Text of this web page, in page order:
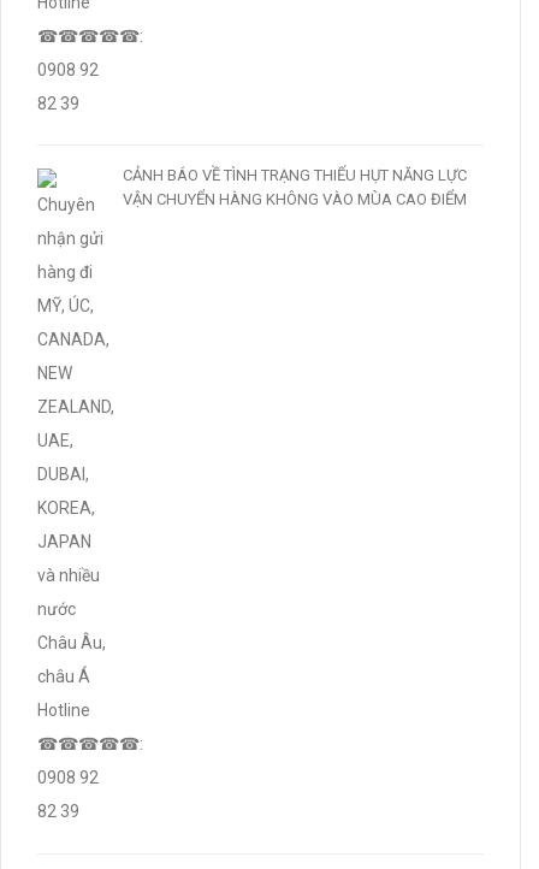
CẢNH BÁO VỀ TÌNH TRẠNG THIẾU HỤT NĂNG LỰC
VẬN CHUYỂN HÀNG KHÔNG VÀO MÙA CAO ĐIỂM